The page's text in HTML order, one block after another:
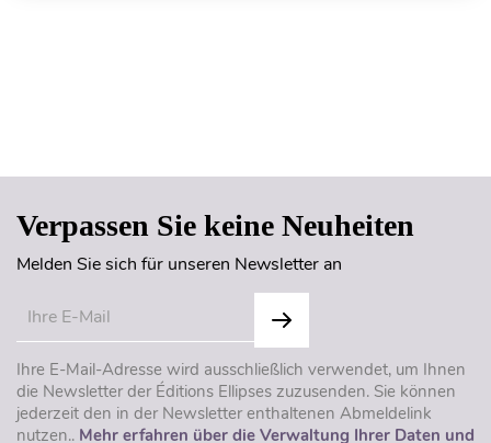
Verpassen Sie keine Neuheiten
Melden Sie sich für unseren Newsletter an
Ihre E-Mail-Adresse wird ausschließlich verwendet, um Ihnen
die Newsletter der Éditions Ellipses zuzusenden. Sie können
jederzeit den in der Newsletter enthaltenen Abmeldelink
nutzen.. Mehr erfahren über die Verwaltung Ihrer Daten und